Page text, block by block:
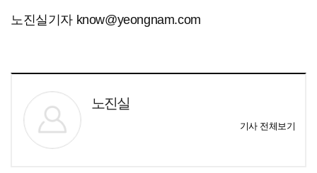
노진실기자 know@yeongnam.com
노진실
기사 전체보기